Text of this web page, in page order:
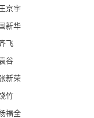
京宇
新华
飞
谷
新荣
竹
福全